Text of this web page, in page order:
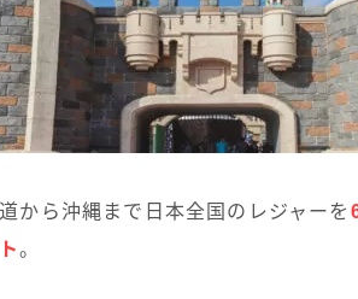
から沖縄まで日本全国のレジャーを
。